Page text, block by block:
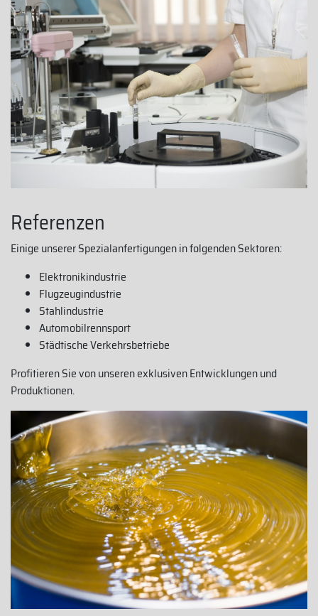
Referenzen
Einige unserer Spezialanfertigungen in folgenden Sektoren:
Elektronikindustrie
Flugzeugindustrie
Stahlindustrie
Automobilrennsport
Städtische Verkehrsbetriebe
Profitieren Sie von unseren exklusiven Entwicklungen und
Produktionen.